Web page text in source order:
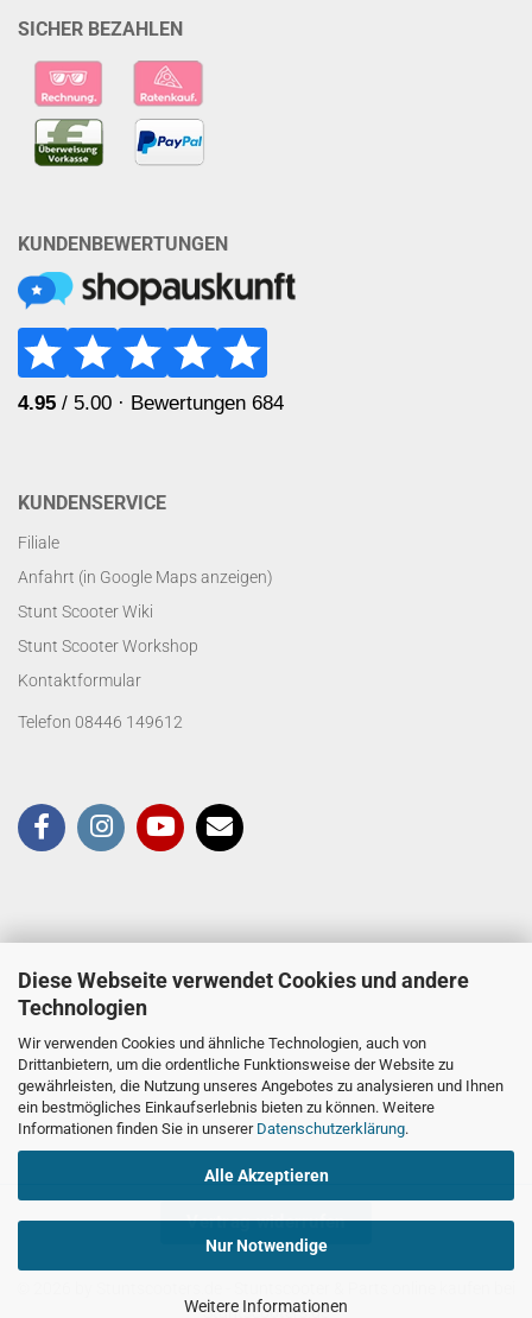
Diese Webseite verwendet Cookies und andere
Technologien
Wir verwenden Cookies und ähnliche Technologien, auch von
Drittanbietern, um die ordentliche Funktionsweise der Website zu
gewährleisten, die Nutzung unseres Angebotes zu analysieren und Ihnen
ein bestmögliches Einkaufserlebnis bieten zu können. Weitere
Informationen finden Sie in unserer Datenschutzerklärung.
Alle Akzeptieren
Nur Notwendige
Weitere Informationen
SICHER BEZAHLEN
KUNDENBEWERTUNGEN
KUNDENSERVICE
Filiale
Anfahrt (in Google Maps anzeigen)
Stunt Scooter Wiki
Stunt Scooter Workshop
Kontaktformular
Telefon 08446 149612
Vertrag widerrufen
Stuntscooters.de